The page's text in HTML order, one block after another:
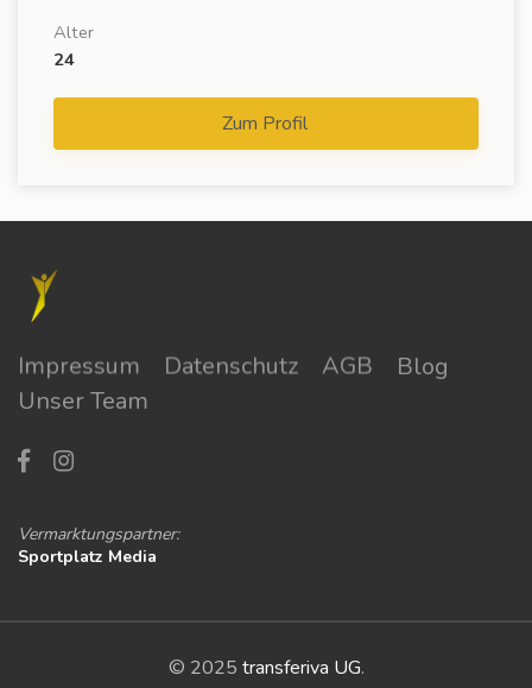
Alter
24
Zum Profil
Impressum Datenschutz AGB
Blog
Unser Team
Vermarktungspartner:
Sportplatz Media
© 2025 transferiva UG.